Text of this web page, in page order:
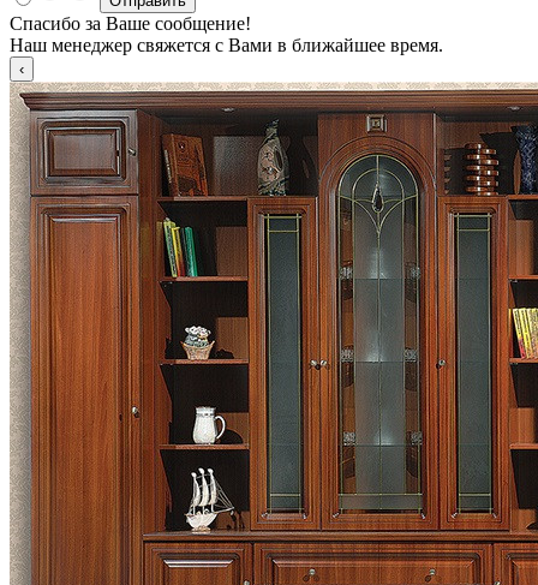
Спасибо за Ваше сообщение!
Наш менеджер свяжется с Вами в ближайшее время.